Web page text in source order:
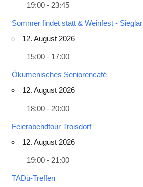
19:00 - 23:45
Sommer findet statt & Weinfest - Sieglar
12. August 2026
15:00 - 17:00
Ökumenisches Seniorencafé
12. August 2026
18:00 - 20:00
Feierabendtour Troisdorf
12. August 2026
19:00 - 21:00
TADü-Treffen